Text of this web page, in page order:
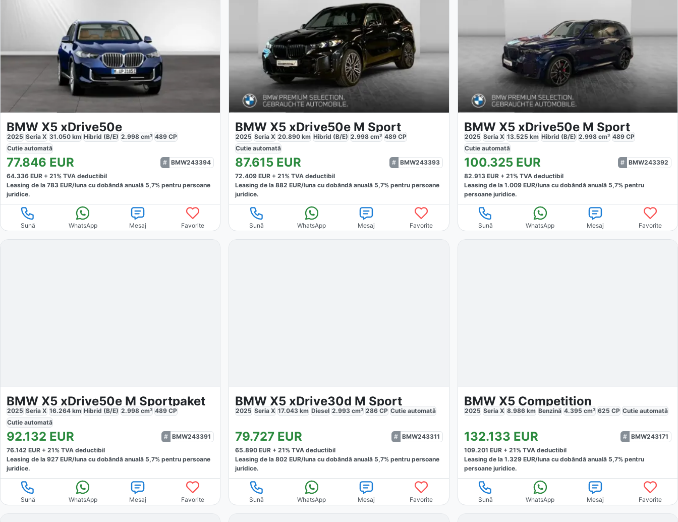
BMW X5 xDrive50e
2025 Seria X 31.050 km Hibrid (B/E) 2.998 cm³ 489 CP
Cutie automată
77.846 EUR
BMW243394
64.336 EUR + 21% TVA deductibil
Leasing de la 783 EUR/luna cu dobăndă anuală 5,7% pentru persoane
juridice.
Sună WhatsApp Mesaj Favorite
BMW X5 xDrive50e M Sport
2025 Seria X 20.890 km Hibrid (B/E) 2.998 cm³ 489 CP
Cutieautomată
87.615 EUR
BMW243393
72.409 EUR +21% TVA deductibil
Leasing de la882 EUR/luna cu dobăndă anuală 5,7% pentru persoane
juridice.
Sună WhatsApp Mesaj Favorite
BMW X5 xDrive50e M Sport
2025 Seria X 13.525 km Hibrid (B/E) 2.998cm³ 489CP
Cutie automată
100.325EUR
BMW243392
82.913EUR + 21% TVA deductibil
Leasing de la 1.009EUR/lunacu dobăndă anuală 5,7% pentru
persoane juridice.
Sună WhatsApp Mesaj Favorite
BMW X5 xDrive50e M Sportpaket
2025 Seria X 16.264 km Hibrid (B/E) 2.998 cm³ 489 CP
Cutie automată
92.132 EUR
BMW243391
76.142 EUR + 21% TVA deductibil
Leasing de la 927 EUR/luna cu dobăndă anuală 5,7% pentru persoane
juridice.
Sună WhatsApp Mesaj Favorite
BMW X5 xDrive30d M Sport
2025 Seria X 17.043 km Diesel 2.993 cm³ 286 CP Cutieautomată
79.727 EUR
BMW243311
65.890 EUR +21% TVA deductibil
Leasing de la802 EUR/luna cu dobăndă anuală 5,7% pentru persoane
juridice.
Sună WhatsApp Mesaj Favorite
BMW X5 Competition
2025 Seria X 8.986km Benzină 4.395 cm³ 625 CP Cutie automată
132.133 EUR
BMW243171
109.201 EUR + 21% TVA deductibil
Leasing de la 1.329EUR/lunacu dobăndă anuală 5,7% pentru
persoane juridice.
Sună WhatsApp Mesaj Favorite